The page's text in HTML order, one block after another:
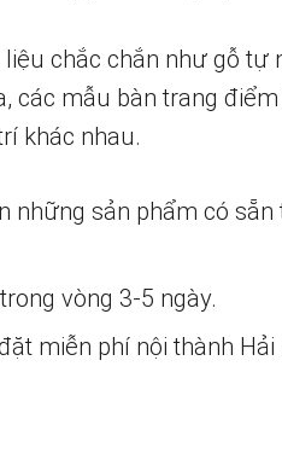
chắc chắn như gỗ tự
các mẫu bàn trang
khác nhau.
những sản phẩm có
vòng 3-5 ngày.
miễn phí nội thành Hải